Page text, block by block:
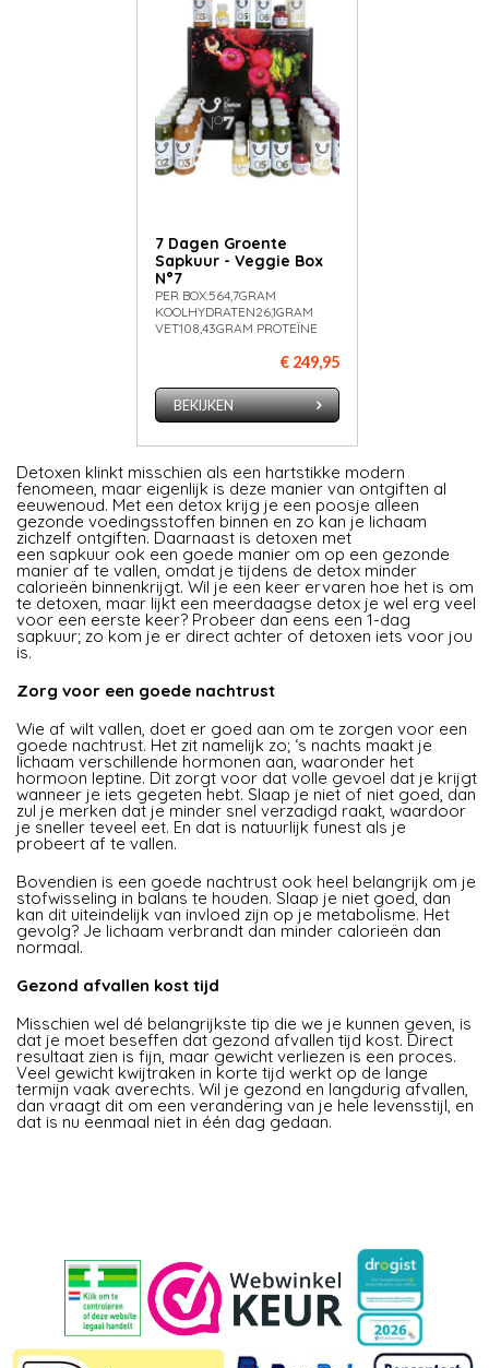
7 Dagen Groente
Sapkuur - Veggie Box
N°7
PER BOX:564,7GRAM
KOOLHYDRATEN26,1GRAM
VET108,43GRAM PROTEÏNE
€ 249,95
BEKIJKEN
Detoxen klinkt misschien als een hartstikke modern
fenomeen, maar eigenlijk is deze manier van ontgiften al
eeuwenoud. Met een detox krijg je een poosje alleen
gezonde voedingsstoffen binnen en zo kan je lichaam
zichzelf ontgiften. Daarnaast is detoxen met
een sapkuur ook een goede manier om op een gezonde
manier af te vallen, omdat je tijdens de detox minder
calorieën binnenkrijgt. Wil je een keer ervaren hoe het is om
te detoxen, maar lijkt een meerdaagse detox je wel erg veel
voor een eerste keer? Probeer dan eens een 1-dag
sapkuur; zo kom je er direct achter of detoxen iets voor jou
is.
Zorg voor een goede nachtrust
Wie af wilt vallen, doet er goed aan om te zorgen voor een
goede nachtrust. Het zit namelijk zo; ‘s nachts maakt je
lichaam verschillende hormonen aan, waaronder het
hormoon leptine. Dit zorgt voor dat volle gevoel dat je krijgt
wanneer je iets gegeten hebt. Slaap je niet of niet goed, dan
zul je merken dat je minder snel verzadigd raakt, waardoor
je sneller teveel eet. En dat is natuurlijk funest als je
probeert af te vallen.
Bovendien is een goede nachtrust ook heel belangrijk om je
stofwisseling in balans te houden. Slaap je niet goed, dan
kan dit uiteindelijk van invloed zijn op je metabolisme. Het
gevolg? Je lichaam verbrandt dan minder calorieën dan
normaal.
Gezond afvallen kost tijd
Misschien wel dé belangrijkste tip die we je kunnen geven, is
dat je moet beseffen dat gezond afvallen tijd kost. Direct
resultaat zien is fijn, maar gewicht verliezen is een proces.
Veel gewicht kwijtraken in korte tijd werkt op de lange
termijn vaak averechts. Wil je gezond en langdurig afvallen,
dan vraagt dit om een verandering van je hele levensstijl, en
dat is nu eenmaal niet in één dag gedaan.